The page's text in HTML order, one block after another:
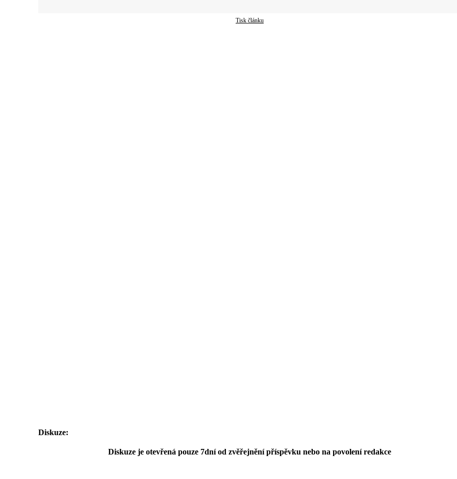
Tisk článku
Diskuze:
Diskuze je otevřená pouze 7dní od zvěřejnění příspěvku nebo na povolení redakce